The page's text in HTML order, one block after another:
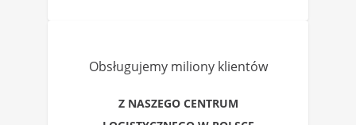
Obsługujemy miliony klientów
Z NASZEGO CENTRUM